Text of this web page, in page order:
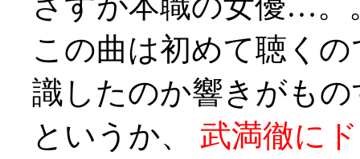
この曲は初めて聴く
識したのか響きがも
というか、 武満徹に